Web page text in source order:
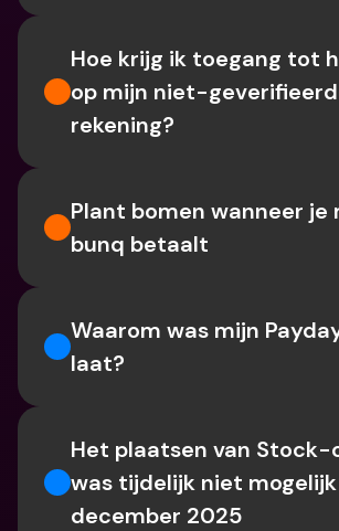
Hoe krijg ik toegang tot
op mijn niet-
rekening?
Plant bomen wanneer je
bunq betaalt
Waarom was mijn
laat?
Het plaatsen van Stock-
was tijdelijk niet
december 2025